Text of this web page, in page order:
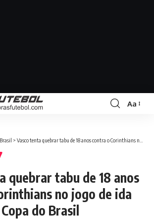
Aa
> Vasco tenta quebrar tabu de 18 anos contra o Corinthians no jogo de ida da final da Copa do Brasil
quebrar tabu de 18 anos
no jogo de ida
do Brasil